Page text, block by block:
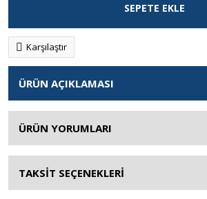
SEPETE EKLE
Karşılaştır
ÜRÜN AÇIKLAMASI
ÜRÜN YORUMLARI
TAKSİT SEÇENEKLERİ